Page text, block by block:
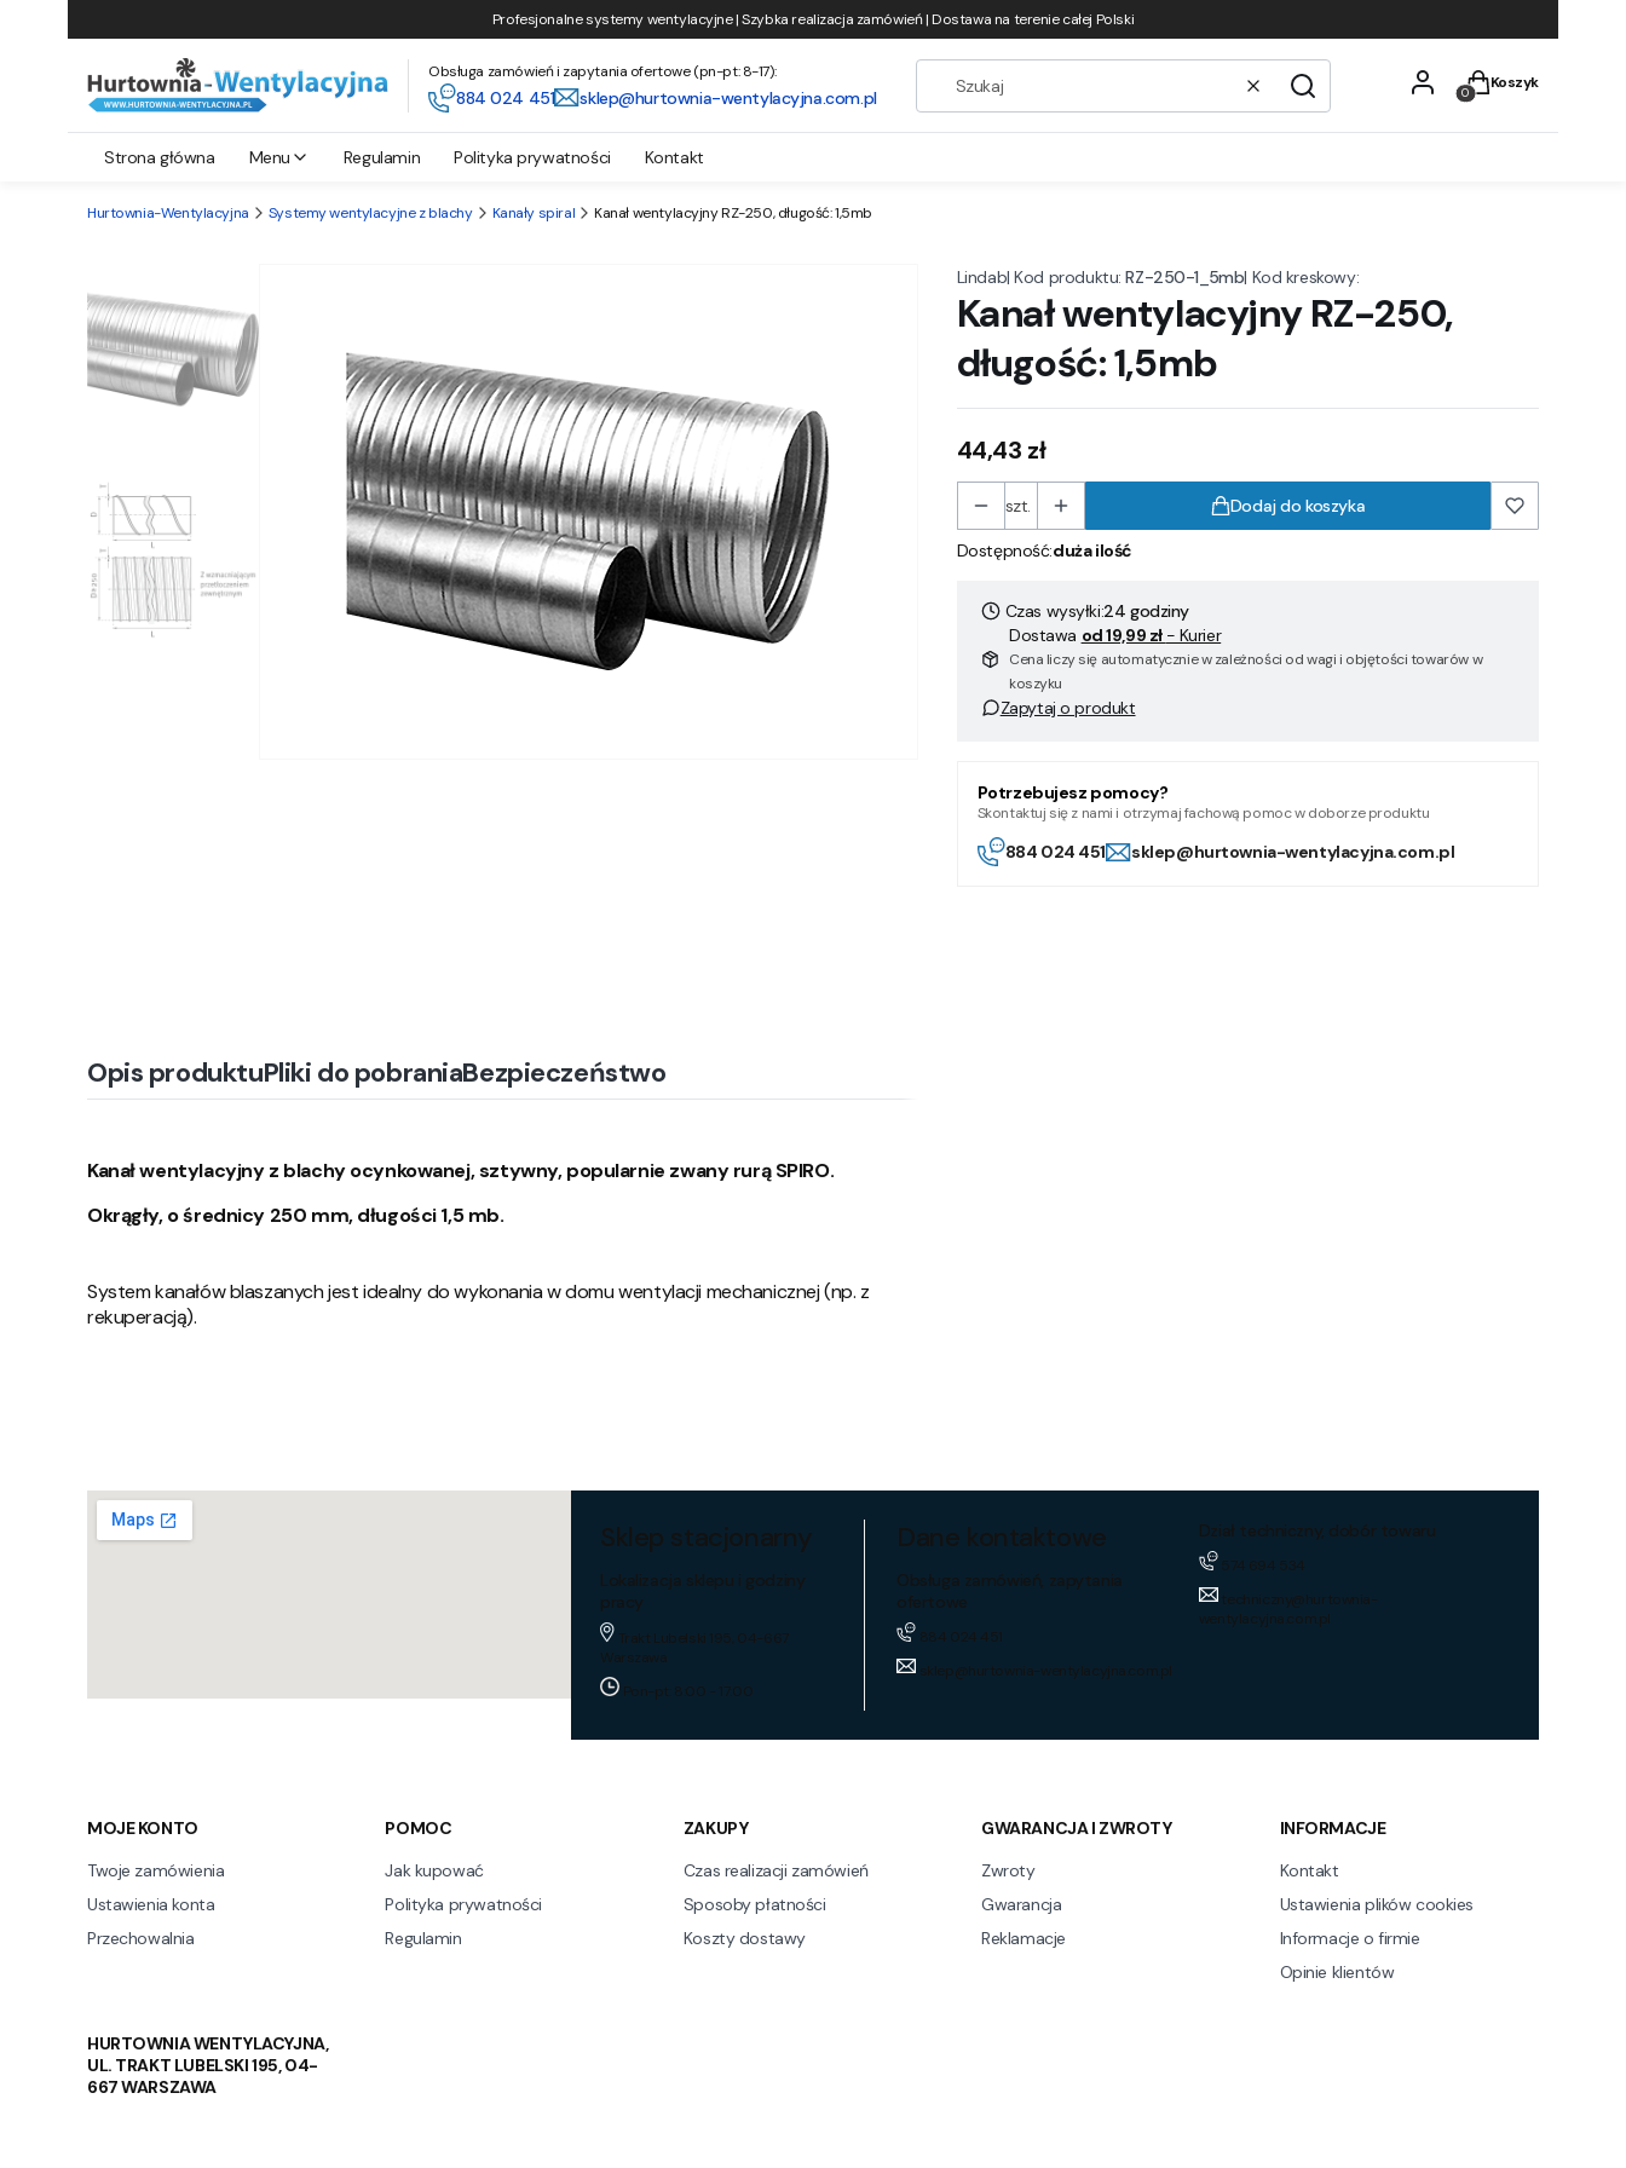
Profesjonalne systemy wentylacyjne | Szybka realizacja zamówień | Dostawa na terenie całej Polski
Obsługa zamówień i zapytania ofertowe (pn-pt: 8-17):
884 024 451 sklep@hurtownia-wentylacyjna.com.pl WyczyśćSzukaj
Produkty w
Koszyk
Strona główna Menu Regulamin Polityka prywatności Kontakt
Hurtownia-Wentylacyjna Systemy wentylacyjne z blachy Kanały spiral Kanał wentylacyjny RZ-250, długość: 1,5mb
Opis produktuPliki do pobraniaBezpieczeństwo
Kanał wentylacyjny z blachy ocynkowanej, sztywny, popularnie zwany rurą SPIRO.
Okrągły, o średnicy 250 mm, długości 1,5 mb.
System kanałów blaszanych jest idealny do wykonania w domu wentylacji mechanicznej (np. z
rekuperacją).
Lindab|Kod produktu:RZ-250-1_5mb| Kod kreskowy:
Kanał wentylacyjny RZ-250,
długość: 1,5mb
Cena
44,43 zł
szt. Dodaj do koszyka
Dostępność:duża ilość
Czas wysyłki:24 godziny
Dostawa od 19,99 zł - Kurier
Cena liczy się automatycznie w zależności od wagi i objętości towarów w
koszyku
Zapytaj o produkt
Potrzebujesz pomocy?
Skontaktuj się z nami i otrzymaj fachową pomoc w doborze produktu
884 024 451 sklep@hurtownia-wentylacyjna.com.pl
Sklep stacjonarny
Lokalizacja sklepu i godziny
pracy
Trakt Lubelski 195, 04-667
Warszawa
Pon-pt: 8:00 - 17:00
Dane kontaktowe
Obsługa zamówień, zapytania
ofertowe
884 024 451
sklep@hurtownia-wentylacyjna.com.pl
Dział techniczny, dobór towaru
574 694 534
techniczny@hurtownia-
wentylacyjna.com.pl
Linki w stopce
MOJE KONTO
Twoje zamówienia
Ustawienia konta
Przechowalnia
POMOC
Jak kupować
Polityka prywatności
Regulamin
ZAKUPY
Czas realizacji zamówień
Sposoby płatności
Koszty dostawy
GWARANCJA I ZWROTY
Zwroty
Gwarancja
Reklamacje
INFORMACJE
Kontakt
Ustawienia plików cookies
Informacje o firmie
Opinie klientów
HURTOWNIA WENTYLACYJNA,
UL. TRAKT LUBELSKI 195, 04-
667 WARSZAWA